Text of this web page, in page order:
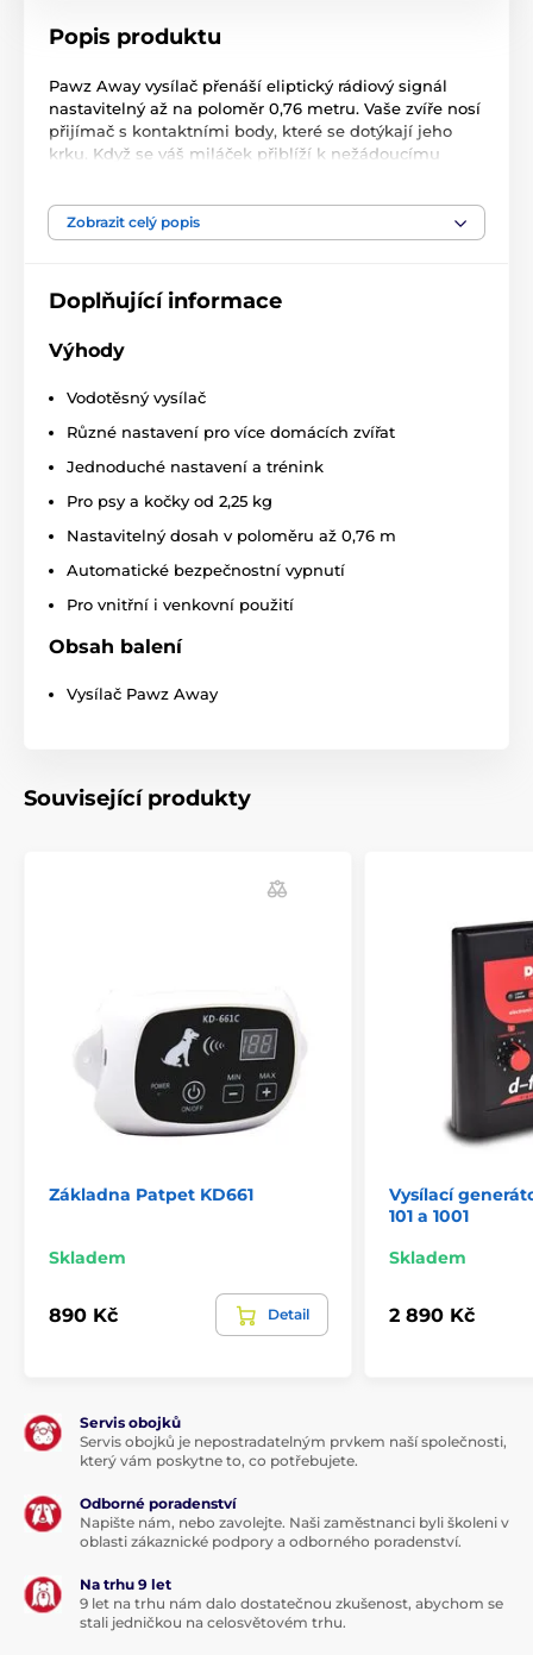
Popis produktu
Pawz Away vysílač přenáší eliptický rádiový signál
nastavitelný až na poloměr 0,76 metru. Vaše zvíře nosí
přijímač s kontaktními body, které se dotýkají jeho
krku. Když se váš miláček přiblíží k nežádoucímu
je progresivní a je určena k překvapení zvířete a ne k
jeho potrestání. Statická stimulace získá pozornost
miláček se rychle naučí vyhnout se místům
(vysílačům), které jste vytvořili. Máte-li více než jedno
systému může být přidán neomezený počet domácích
Technické specifikace se mohou změnit bez
výslovného upozornění. Obrázky mají pouze
ilustrativní charakter.
Produkt je zařazen v kategoriích
Příslušenství ohradníky
Doplňky
Zobrazit celý popis
Doplňující informace
Výhody
Vodotěsný vysílač
Různé nastavení pro více domácích zvířat
Jednoduché nastavení a trénink
Pro psy a kočky od 2,25 kg
Nastavitelný dosah v poloměru až 0,76 m
Automatické bezpečnostní vypnutí
Pro vnitřní i venkovní použití
Obsah balení
Vysílač Pawz Away
Související produkty
Základna Patpet KD661
Skladem
890 Kč Detail
Vysílací
101 a 1001
Skladem
2 890 Kč
Servis obojků
Servis obojků je nepostradatelným prvkem naší společnosti,
který vám poskytne to, co potřebujete.
Odborné poradenství
Napište nám, nebo zavolejte. Naši zaměstnanci byli školeni v
oblasti zákaznické podpory a odborného poradenství.
Na trhu 9 let
9 let na trhu nám dalo dostatečnou zkušenost, abychom se
stali jedničkou na celosvětovém trhu.